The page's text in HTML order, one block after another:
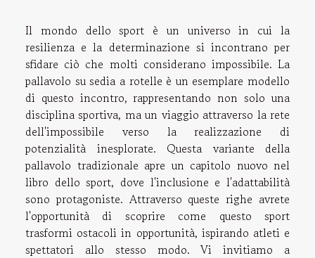
Il mondo dello sport è un universo in cui la
resilienza e la determinazione si incontrano per
sfidare ciò che molti considerano impossibile. La
pallavolo su sedia a rotelle è un esemplare modello
di questo incontro, rappresentando non solo una
disciplina sportiva, ma un viaggio attraverso la rete
dell'impossibile verso la realizzazione di
potenzialità inesplorate. Questa variante della
pallavolo tradizionale apre un capitolo nuovo nel
libro dello sport, dove l'inclusione e l'adattabilità
sono protagoniste. Attraverso queste righe avrete
l'opportunità di scoprire come questo sport
trasformi ostacoli in opportunità, ispirando atleti e
spettatori allo stesso modo. Vi invitiamo a